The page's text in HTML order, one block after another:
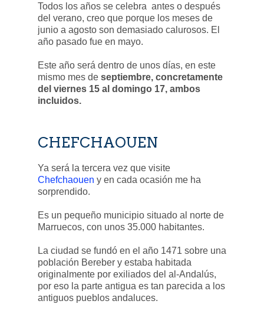
Todos los años se celebra antes o después
del verano, creo que porque los meses de
junio a agosto son demasiado calurosos. El
año pasado fue en mayo.
Este año será dentro de unos días, en este
mismo mes de septiembre, concretamente
del viernes 15 al domingo 17, ambos
incluidos.
CHEFCHAOUEN
Ya será la tercera vez que visite
Chefchaouen y en cada ocasión me ha
sorprendido.
Es un pequeño municipio situado al norte de
Marruecos, con unos 35.000 habitantes.
La ciudad se fundó en el año 1471 sobre una
población Bereber y estaba habitada
originalmente por exiliados del al-Andalús,
por eso la parte antigua es tan parecida a los
antiguos pueblos andaluces.